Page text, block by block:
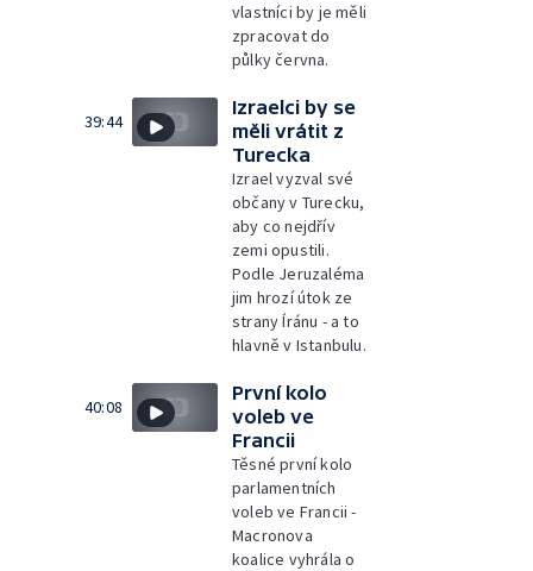
vlastníci by je měli
zpracovat do
půlky června.
39:44
Izraelci by se
měli vrátit z
Turecka
Izrael vyzval své
občany v Turecku,
aby co nejdřív
zemi opustili.
Podle Jeruzaléma
jim hrozí útok ze
strany Íránu - a to
hlavně v Istanbulu.
40:08
První kolo
voleb ve
Francii
Těsné první kolo
parlamentních
voleb ve Francii -
Macronova
koalice vyhrála o